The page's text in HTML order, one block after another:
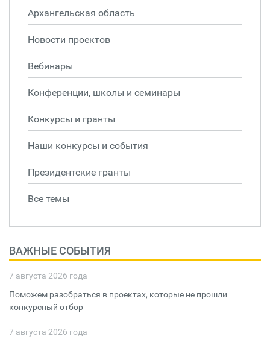
Архангельская область
Новости проектов
Вебинары
Конференции, школы и семинары
Конкурсы и гранты
Наши конкурсы и события
Президентские гранты
Все темы
ВАЖНЫЕ СОБЫТИЯ
7 августа 2026 года
Поможем разобраться в проектах, которые не прошли
конкурсный отбор
7 августа 2026 года